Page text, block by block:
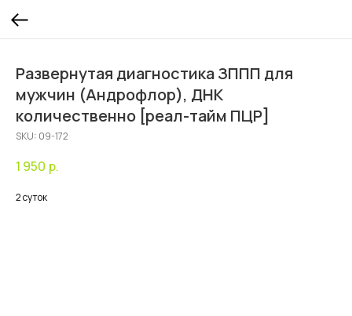
Развернутая диагностика ЗППП для
мужчин (Андрофлор), ДНК
количественно [реал-тайм ПЦР]
SKU: 09-172
1 950 р.
2 суток